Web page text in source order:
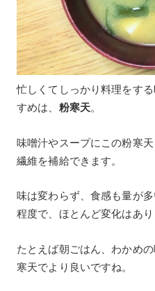
忙しくてしっかり料理をす
すめは、 粉寒天。
味噌汁やスープにこの粉寒
繊維を補給できます。
味は変わらず、食感も量が
程度で、ほとんど変化はあり
たとえば朝ごはん、わかめ
寒天でより良いですね。